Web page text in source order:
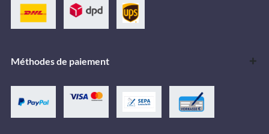
Méthodes de paiement